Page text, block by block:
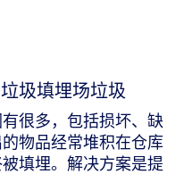
圾填埋场垃圾
很多，包括损坏、缺
物品经常堆积在仓库
填埋。解决方案是提